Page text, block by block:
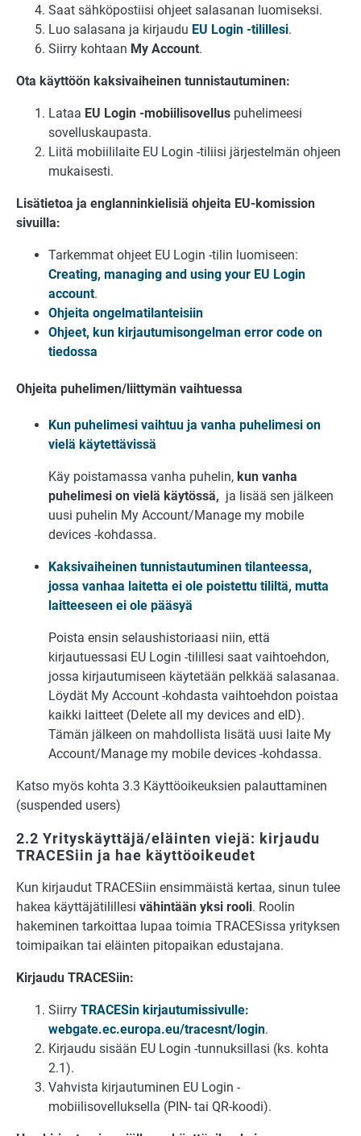
Saat sähköpostiisi ohjeet salasanan luomiseksi.
Luo salasana ja kirjaudu EU Login -tilillesi.
Siirry kohtaan My Account.
Ota käyttöön kaksivaiheinen tunnistautuminen:
Lataa EU Login -mobiilisovellus puhelimeesi
sovelluskaupasta.
Liitä mobiililaite EU Login -tiliisi järjestelmän ohjeen
mukaisesti.
Lisätietoa ja englanninkielisiä ohjeita EU-komission
sivuilla:
Tarkemmat ohjeet EU Login -tilin luomiseen:
Creating, managing and using your EU Login
account.
Ohjeita ongelmatilanteisiin
Ohjeet, kun kirjautumisongelman error code on
tiedossa
Ohjeita puhelimen/liittymän vaihtuessa
Kun puhelimesi vaihtuu ja vanha puhelimesi on
vielä käytettävissä
Käy poistamassa vanha puhelin, kun vanha
puhelimesi on vielä käytössä, ja lisää sen jälkeen
uusi puhelin My Account/Manage my mobile
devices -kohdassa.
Kaksivaiheinen tunnistautuminen tilanteessa,
jossa vanhaa laitetta ei ole poistettu tililtä, mutta
laitteeseen ei ole pääsyä
Poista ensin selaushistoriaasi niin, että
kirjautuessasi EU Login -tilillesi saat vaihtoehdon,
jossa kirjautumiseen käytetään pelkkää salasanaa.
Löydät My Account -kohdasta vaihtoehdon poistaa
kaikki laitteet (Delete all my devices and eID).
Tämän jälkeen on mahdollista lisätä uusi laite My
Account/Manage my mobile devices -kohdassa.
Katso myös kohta 3.3 Käyttöoikeuksien palauttaminen
(suspended users)
2.2 Yrityskäyttäjä/eläinten viejä: kirjaudu
TRACESiin ja hae käyttöoikeudet
Kun kirjaudut TRACESiin ensimmäistä kertaa, sinun tulee
hakea käyttäjätilillesi vähintään yksi rooli. Roolin
hakeminen tarkoittaa lupaa toimia TRACESissa yrityksen
toimipaikan tai eläinten pitopaikan edustajana.
Kirjaudu TRACESiin:
Siirry TRACESin kirjautumissivulle:
webgate.ec.europa.eu/tracesnt/login.
Kirjaudu sisään EU Login -tunnuksillasi (ks. kohta
2.1).
Vahvista kirjautuminen EU Login -
mobiilisovelluksella (PIN- tai QR-koodi).